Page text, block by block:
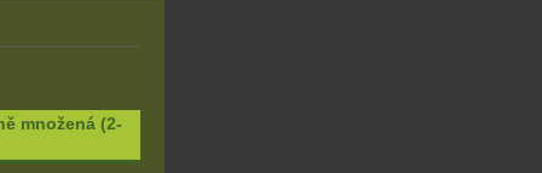
množená (2-